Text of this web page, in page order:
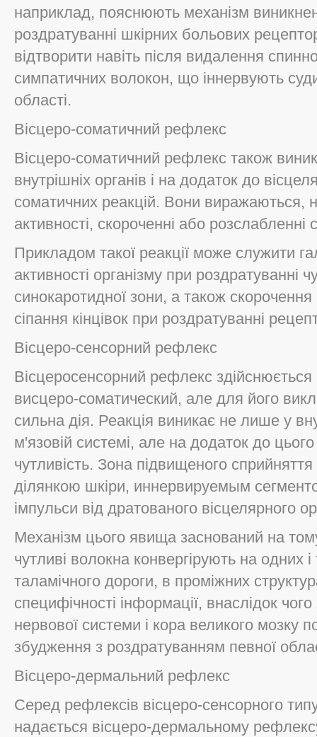
наприклад, пояснюють механізм
роздратуванні шкірних больових
відтворити навіть після видалення
симпатичних волокон, що іннервують
області.
Вісцеро-соматичний рефлекс
Вісцеро-соматичний рефлекс також
внутрішніх органів і на додаток до
соматичних реакцій. Вони виражаються,
активності, скороченні або розслабленні
Прикладом такої реакції може служити
активності організму при роздратуванні
синокаротидної зони, а також скорочення
сіпання кінцівок при роздратуванні
Вісцеро-сенсорний рефлекс
Вісцеросенсорний рефлекс
висцеро-соматический, але для його
сильна дія. Реакція виникає не лише у
м'язовій системі, але на додаток до
чутливість. Зона підвищеного
ділянкою шкіри, иннервируемым
імпульси від дратованого вісцелярного
Механізм цього явища заснований на
чутливі волокна конвергірують на одних
таламічного дороги, в проміжних
специфічності інформації, внаслідок
нервової системи і кора великого мозку
збудження з роздратуванням певної
Вісцеро-дермальний рефлекс
Серед рефлексів вісцеро-сенсорного
надається вісцеро-дермальному